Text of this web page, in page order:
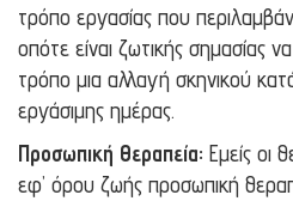
τρόπο εργασίας που
οπότε είναι ζωτικής σημασίας
τρόπο μια αλλαγή σκηνικού
εργάσιμης ημέρας.
Προσωπική Θεραπεία: Εμείς οι
εφ’ όρου ζωής προσωπική